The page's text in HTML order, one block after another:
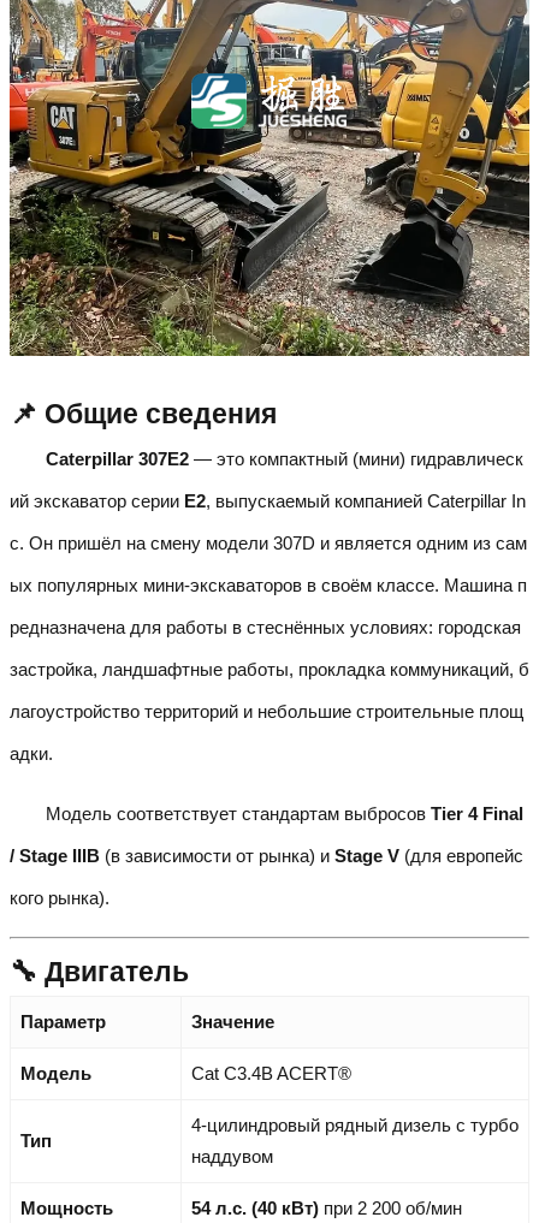
📌 Общие сведения
Caterpillar 307E2 — это компактный (мини) гидравлическ
ий экскаватор серии E2, выпускаемый компанией Caterpillar In
c. Он пришёл на смену модели 307D и является одним из сам
ых популярных мини-экскаваторов в своём классе. Машина п
редназначена для работы в стеснённых условиях: городская
застройка, ландшафтные работы, прокладка коммуникаций, б
лагоустройство территорий и небольшие строительные площ
адки.
Модель соответствует стандартам выбросов Tier 4 Final
/ Stage IIIB (в зависимости от рынка) и Stage V (для европейс
кого рынка).
🔧 Двигатель
Параметр Значение
Модель Cat C3.4B ACERT®
Тип
4-цилиндровый рядный дизель с турбо
наддувом
Мощность 54 л.с. (40 кВт) при 2 200 об/мин